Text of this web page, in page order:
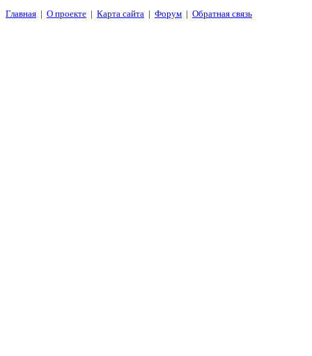
Главная | О проекте | Карта сайта | Форум | Обратная связь